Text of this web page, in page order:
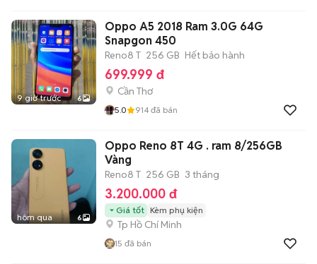
9 giờ trước 6
Oppo A5 2018 Ram 3.0G 64G
Snapgon 450
Reno8 T 256 GB Hết bảo hành
699.999 đ
Cần Thơ
5.0 914 đã bán
hôm qua 6
Oppo Reno 8T 4G . ram 8/256GB
Vàng
Reno8 T 256 GB 3 tháng
3.200.000 đ
Giá tốt Kèm phụ kiện
Tp Hồ Chí Minh
15 đã bán